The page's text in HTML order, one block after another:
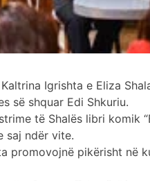
Igrishta e Eliza
së shquar Edi Shkuriu.
të Shalës libri komik
saj ndër vite.
promovojnë pikërisht